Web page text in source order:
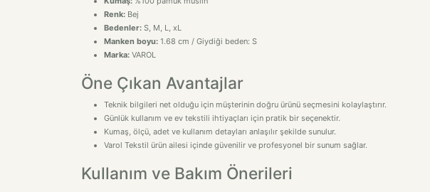
Renk: Bej
Bedenler: S, M, L, xL
Manken boyu: 1.68 cm / Giydiği beden: S
Marka: VAROL
Öne Çıkan Avantajlar
Teknik bilgileri net olduğu için müşterinin doğru ürünü seçmesini kolaylaştırır.
Günlük kullanım ve ev tekstili ihtiyaçları için pratik bir seçenektir.
Kumaş, ölçü, adet ve kullanım detayları anlaşılır şekilde sunulur.
Varol Tekstil ürün ailesi içinde güvenilir ve profesyonel bir sunum sağlar.
Kullanım ve Bakım Önerileri